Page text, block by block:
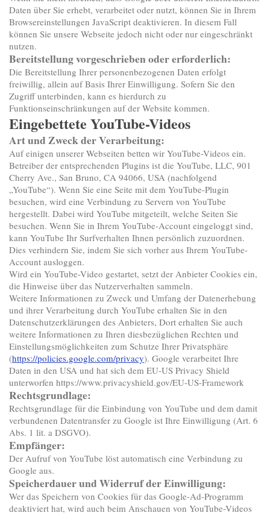
Daten über Sie erhebt, verarbeitet oder nutzt, können Sie in Ihrem
Browsereinstellungen JavaScript deaktivieren. In diesem Fall
können Sie unsere Webseite jedoch nicht oder nur eingeschränkt
nutzen.
Bereitstellung vorgeschrieben oder erforderlich:
Die Bereitstellung Ihrer personenbezogenen Daten erfolgt
freiwillig, allein auf Basis Ihrer Einwilligung. Sofern Sie den
Zugriff unterbinden, kann es hierdurch zu
Funktionseinschränkungen auf der Website kommen.
Eingebettete YouTube-Videos
Art und Zweck der Verarbeitung:
Auf einigen unserer Webseiten betten wir YouTube-Videos ein.
Betreiber der entsprechenden Plugins ist die YouTube, LLC, 901
Cherry Ave., San Bruno, CA 94066, USA (nachfolgend
„YouTube“). Wenn Sie eine Seite mit dem YouTube-Plugin
besuchen, wird eine Verbindung zu Servern von YouTube
hergestellt. Dabei wird YouTube mitgeteilt, welche Seiten Sie
besuchen. Wenn Sie in Ihrem YouTube-Account eingeloggt sind,
kann YouTube Ihr Surfverhalten Ihnen persönlich zuzuordnen.
Dies verhindern Sie, indem Sie sich vorher aus Ihrem YouTube-
Account ausloggen.
Wird ein YouTube-Video gestartet, setzt der Anbieter Cookies ein,
die Hinweise über das Nutzerverhalten sammeln.
Weitere Informationen zu Zweck und Umfang der Datenerhebung
und ihrer Verarbeitung durch YouTube erhalten Sie in den
Datenschutzerklärungen des Anbieters, Dort erhalten Sie auch
weitere Informationen zu Ihren diesbezüglichen Rechten und
Einstellungsmöglichkeiten zum Schutze Ihrer Privatsphäre
(https://policies.google.com/privacy). Google verarbeitet Ihre
Daten in den USA und hat sich dem EU-US Privacy Shield
unterworfen https://www.privacyshield.gov/EU-US-Framework
Rechtsgrundlage:
Rechtsgrundlage für die Einbindung von YouTube und dem damit
verbundenen Datentransfer zu Google ist Ihre Einwilligung (Art. 6
Abs. 1 lit. a DSGVO).
Empfänger:
Der Aufruf von YouTube löst automatisch eine Verbindung zu
Google aus.
Speicherdauer und Widerruf der Einwilligung:
Wer das Speichern von Cookies für das Google-Ad-Programm
deaktiviert hat, wird auch beim Anschauen von YouTube-Videos